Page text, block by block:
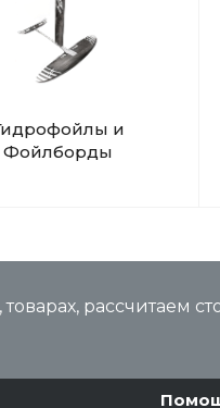
и
Фойлборды
рассчитаем